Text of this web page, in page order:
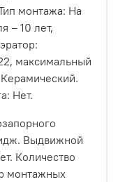
монтажа: На
– 10 лет,
максимальный
Нет.
Выдвижной
Количество
монтажных